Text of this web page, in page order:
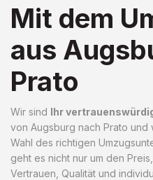
Mit dem
aus
Prato
Wir sind Ihr
von Augsburg nach Prato und
Wahl des richtigen
geht es nicht nur um den
Vertrauen, Qualität und